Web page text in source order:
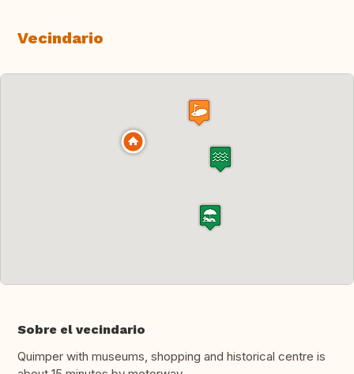
Vecindario
Sobre el vecindario
Quimper with museums, shopping and historical centre is